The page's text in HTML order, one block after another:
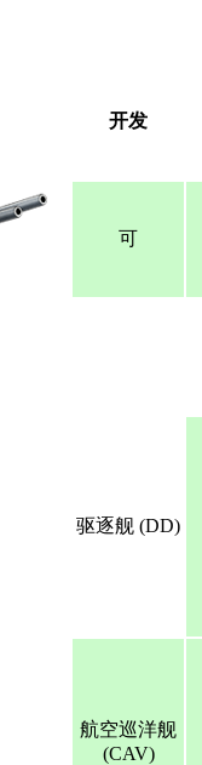
开发
可
驱逐舰 (DD)
航空巡洋舰
(CAV)